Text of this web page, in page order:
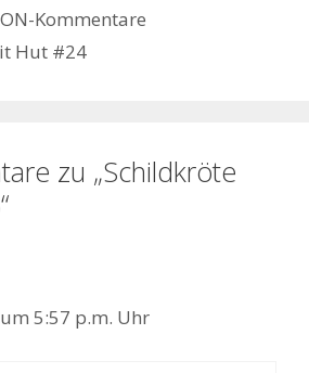
Kommentare
Hut #24
zu „Schildkröte
5:57 p.m. Uhr